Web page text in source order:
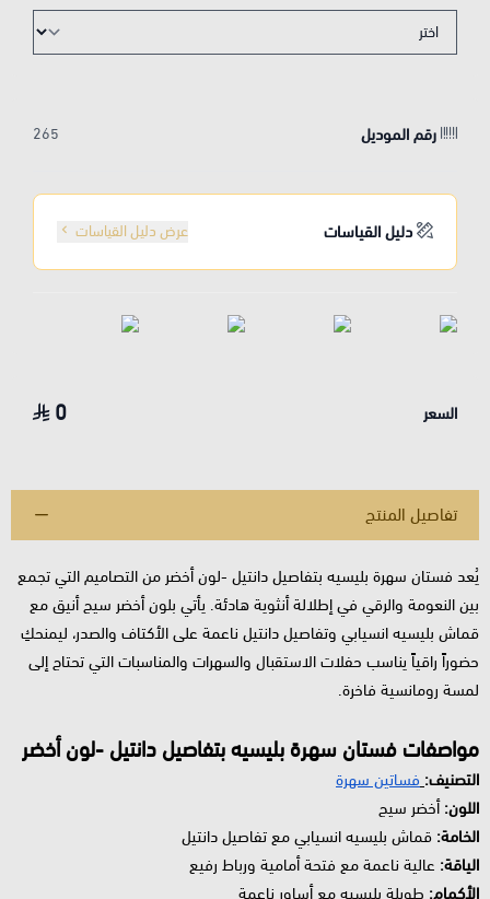
رقم الموديل 265
دليل القياسات عرض دليل القياسات
السعر 0
تفاصيل المنتج
يُعد فستان سهرة بليسيه بتفاصيل دانتيل -لون أخضر من التصاميم التي تجمع
بين النعومة والرقي في إطلالة أنثوية هادئة. يأتي بلون أخضر سيج أنيق مع
قماش بليسيه انسيابي وتفاصيل دانتيل ناعمة على الأكتاف والصدر، ليمنحكِ
حضوراً راقياً يناسب حفلات الاستقبال والسهرات والمناسبات التي تحتاج إلى
لمسة رومانسية فاخرة.
مواصفات فستان سهرة بليسيه بتفاصيل دانتيل -لون أخضر
التصنيف: فساتين سهرة
اللون:أخضر سيج
الخامة: قماش بليسيه انسيابي مع تفاصيل دانتيل
الياقة: عالية ناعمة مع فتحة أمامية ورباط رفيع
الأكمام: طويلة بليسيه مع أساور ناعمة